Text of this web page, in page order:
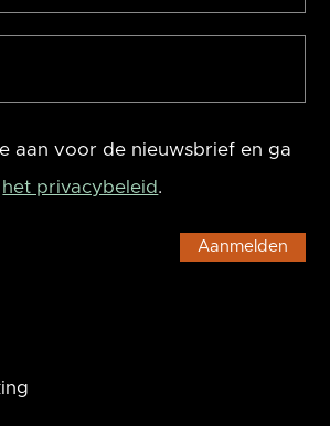
aan voor de nieuwsbrief en ga
het privacybeleid.